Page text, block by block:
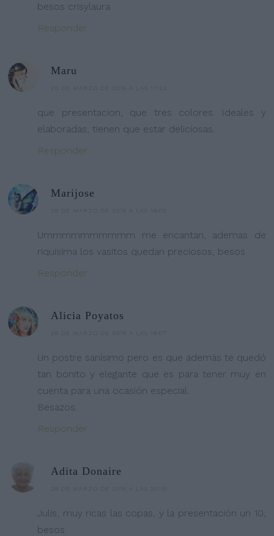
besos crisylaura
Responder
Maru
que presentacion, que tres colores. Ideales y
elaboradas, tienen que estar deliciosas.
Responder
Marijose
Ummmmmmmmmm me encantan, ademas de
riquisima los vasitos quedan preciosos, besos
Responder
Alicia Poyatos
Un postre sanísimo pero es que además te quedó
tan bonito y elegante que es para tener muy en
cuenta para una ocasión especial.
Besazos.
Responder
Adita Donaire
Julis, muy ricas las copas, y la presentación un 10,
besos